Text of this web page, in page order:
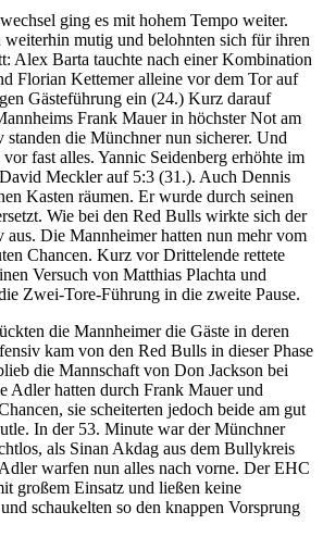
ging es mit hohem Tempo weiter.
mutig und belohnten sich für ihren
Alex Barta tauchte nach einer Kombination
Florian Kettemer alleine vor dem Tor auf
Gästeführung ein (24.) Kurz darauf
Frank Mauer in höchster Not am
standen die Münchner nun sicherer. Und
fast alles. Yannic Seidenberg erhöhte im
Meckler auf 5:3 (31.). Auch Dennis
Kasten räumen. Er wurde durch seinen
Wie bei den Red Bulls wirkte sich der
Die Mannheimer hatten nun mehr vom
Chancen. Kurz vor Drittelende rettete
Versuch von Matthias Plachta und
Zwei-Tore-Führung in die zweite Pause.
die Mannheimer die Gäste in deren
kam von den Red Bulls in dieser Phase
die Mannschaft von Don Jackson bei
Adler hatten durch Frank Mauer und
sie scheiterten jedoch beide am gut
In der 53. Minute war der Münchner
als Sinan Akdag aus dem Bullykreis
warfen nun alles nach vorne. Der EHC
großem Einsatz und ließen keine
schaukelten so den knappen Vorsprung